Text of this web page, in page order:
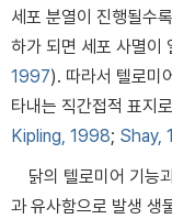
세포 분열이 진행될수
하가 되면 세포 사멸이
1997). 따라서 텔로미
타내는 직간접적 표지
Kipling, 1998; Shay,
닭의 텔로미어 기능
과 유사함으로 발생 생